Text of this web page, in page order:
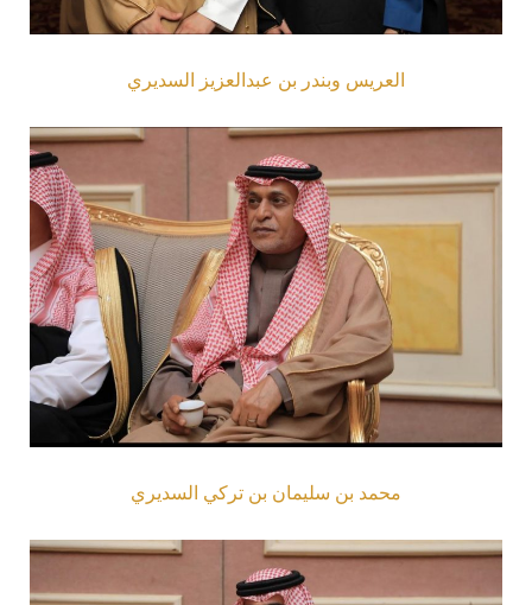
العريس وبندر بن عبدالعزيز السديري
محمد بن سليمان بن تركي السديري